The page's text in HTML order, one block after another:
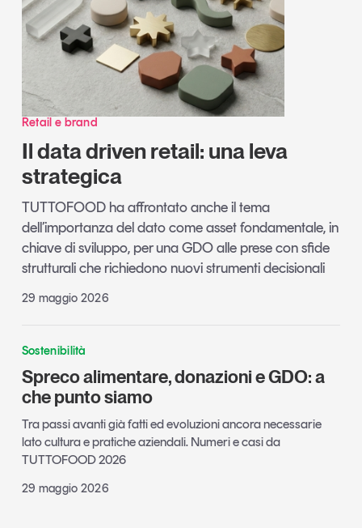
Retail e brand
Il data driven retail: una leva
strategica
TUTTOFOOD ha affrontato anche il tema
dell’importanza del dato come asset fondamentale, in
chiave di sviluppo, per una GDO alle prese con sfide
strutturali che richiedono nuovi strumenti decisionali
29 maggio 2026
Sostenibilità
Spreco alimentare, donazioni e GDO: a
che punto siamo
Tra passi avanti già fatti ed evoluzioni ancora necessarie
lato cultura e pratiche aziendali. Numeri e casi da
TUTTOFOOD 2026
29 maggio 2026